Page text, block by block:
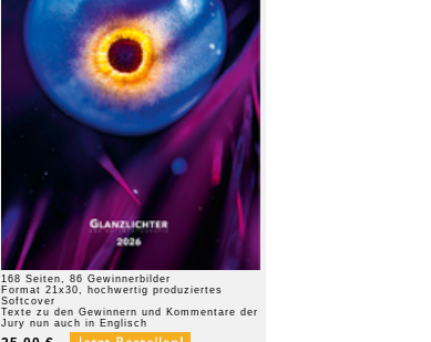
168 Seiten, 86 Gewinnerbilder
Format 21x30, hochwertig produziertes
Softcover
Texte zu den Gewinnern und Kommentare der
Jury nun auch in Englisch